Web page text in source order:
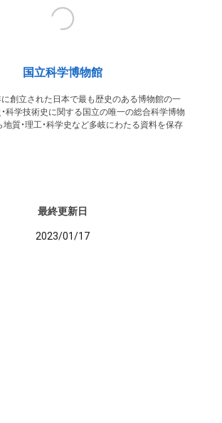
国立科学博物館
に創立された日本で最も歴史のある博物館の一
・科学技術史に関する国立の唯一の総合科学博物
質・理工・科学史など多岐にわたる資料を保存
最終更新日
2023/01/17